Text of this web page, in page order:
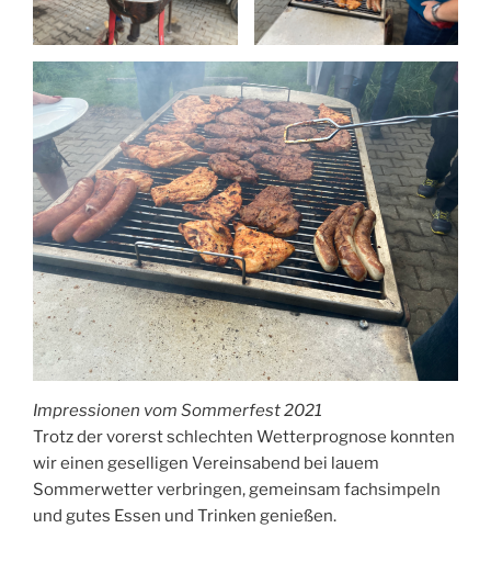
Impressionen vom Sommerfest 2021
Trotz der vorerst schlechten Wetterprognose konnten
wir einen geselligen Vereinsabend bei lauem
Sommerwetter verbringen, gemeinsam fachsimpeln
und gutes Essen und Trinken genießen.